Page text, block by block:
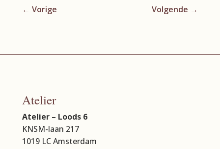
← Vorige Volgende →
Atelier
Atelier – Loods 6
KNSM-laan 217
1019 LC Amsterdam